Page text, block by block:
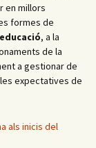
en millors
formes de
educació, a la
de la
a gestionar de
expectatives de
als inicis del